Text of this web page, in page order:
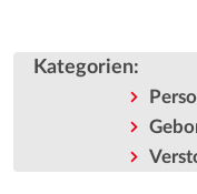
Kategorien: